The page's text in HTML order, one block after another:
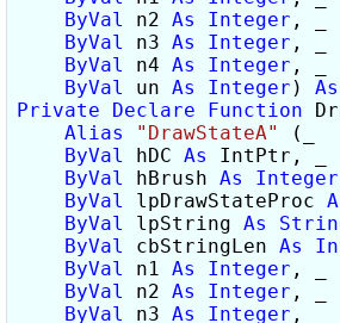
ByVal
n2 As Integer , _
ByVal
n3 As Integer , _
ByVal
n4 As Integer , _
ByVal
un As Integer ) As
Private
Declare Function
Alias
"DrawStateA"
(_
ByVal
hDC As
IntPtr, _
ByVal
hBrush As Integer
ByVal
lpDrawStateProc
ByVal
lpString As
ByVal
cbStringLen As
ByVal
n1 As Integer , _
ByVal
n2 As Integer , _
ByVal
n3 As Integer , _